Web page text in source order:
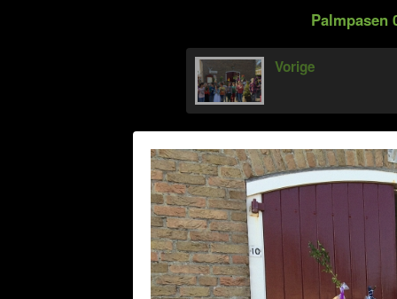
Palmpasen
Vorige